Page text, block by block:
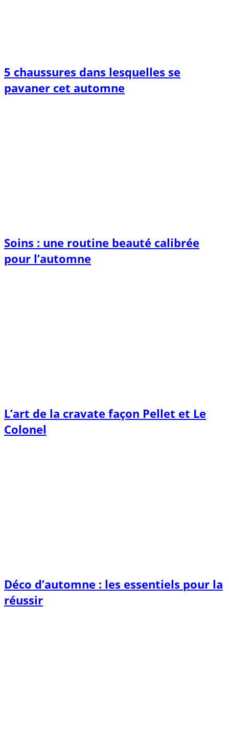
5 chaussures dans lesquelles se
pavaner cet automne
Soins : une routine beauté calibrée
pour l’automne
L’art de la cravate façon Pellet et Le
Colonel
Déco d’automne : les essentiels pour la
réussir